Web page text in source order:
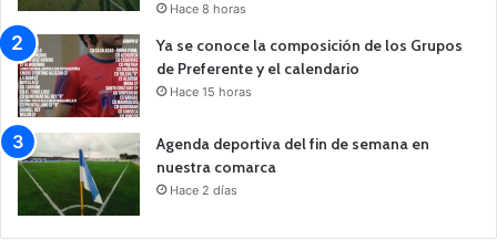
Hace 8 horas
Ya se conoce la composición de los Grupos
de Preferente y el calendario
Hace 15 horas
Agenda deportiva del fin de semana en
nuestra comarca
Hace 2 días